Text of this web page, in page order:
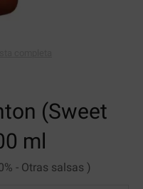
(Sweet
ml
- Otras salsas )